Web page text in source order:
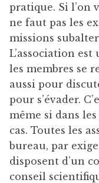
pratique. Si l’on
ne faut pas les
missions
L’association
les membres se
aussi pour
pour s’évader.
même si dans
cas. Toutes les
bureau, par
disposent d’un
conseil